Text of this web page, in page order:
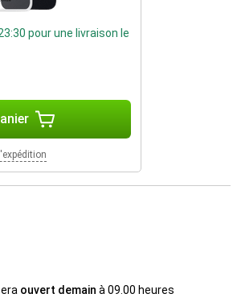
pour une livraison le
ouvert demain à 09.00 heures